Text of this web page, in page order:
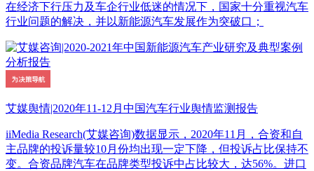
在经济下行压力及车企行业低迷的情况下，国家十分重视汽车
行业问题的解决，并以新能源汽车发展作为突破口；
艾媒舆情|2020年11-12月中国汽车行业舆情监测报告
iiMedia Research(艾媒咨询)数据显示，2020年11月，合资和自
主品牌的投诉量较10月份均出现一定下降，但投诉占比保持不
变。合资品牌汽车在品牌类型投诉中占比较大，达56%。进口